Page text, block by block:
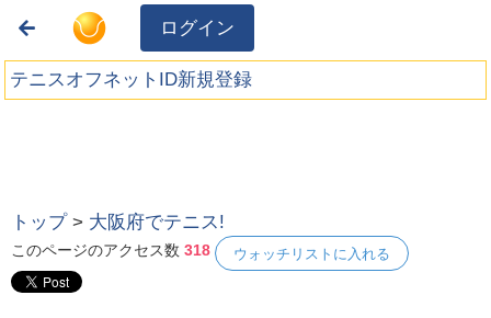
ログイン
テニスオフネットID新規登録
トップ > 大阪府でテニス!
このページのアクセス数318 ウォッチリストに入れる